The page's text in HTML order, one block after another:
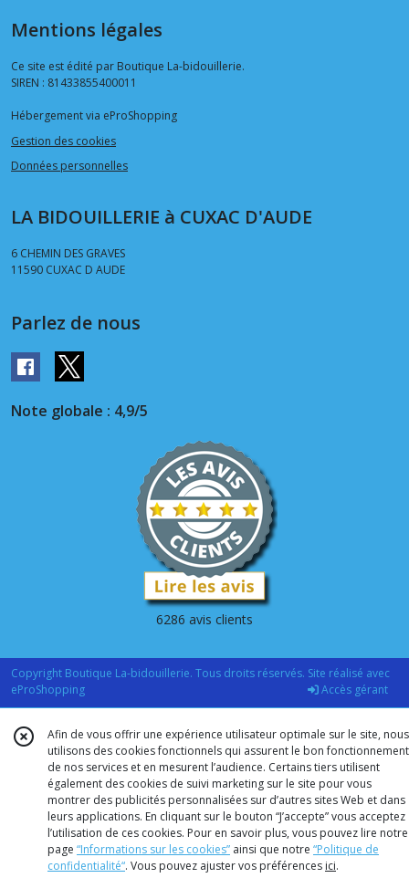
Mentions légales
Ce site est édité par Boutique La-bidouillerie.
SIREN : 81433855400011
Hébergement via eProShopping
Gestion des cookies
Données personnelles
LA BIDOUILLERIE à CUXAC D'AUDE
6 CHEMIN DES GRAVES
11590 CUXAC D AUDE
Parlez de nous
Note globale : 4,9/5
6286 avis clients
Copyright Boutique La-bidouillerie. Tous droits réservés. Site réalisé avec
eProShopping
Accès gérant
Afin de vous offrir une expérience utilisateur optimale sur le site, nous
utilisons des cookies fonctionnels qui assurent le bon fonctionnement
de nos services et en mesurent l’audience. Certains tiers utilisent
également des cookies de suivi marketing sur le site pour vous
montrer des publicités personnalisées sur d’autres sites Web et dans
leurs applications. En cliquant sur le bouton “J’accepte” vous acceptez
l’utilisation de ces cookies. Pour en savoir plus, vous pouvez lire notre
page “Informations sur les cookies” ainsi que notre “Politique de
confidentialité“. Vous pouvez ajuster vos préférences ici.